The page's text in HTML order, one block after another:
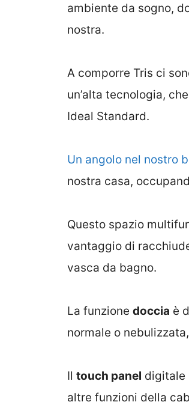
ambiente da sogno,
nostra.
A comporre Tris ci
un’alta tecnologia,
Ideal Standard.
Un angolo nel nostro
nostra casa,
Questo spazio
vantaggio di
vasca da bagno.
La funzione doccia è
normale o
Il touch panel digitale
altre funzioni della